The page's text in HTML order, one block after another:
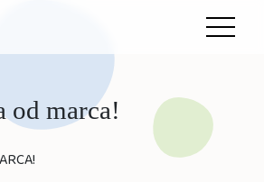
Otwórz
od marca!